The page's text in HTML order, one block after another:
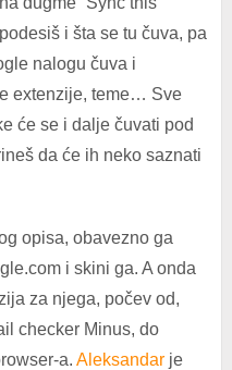
i šta se tu čuva, pa
nalogu čuva i
extenzije, teme… Sve
će se i dalje čuvati pod
da će ih neko saznati
opisa, obavezno ga
i skini ga. A onda
za njega, počev od,
checker Minus, do
a. Aleksandarje